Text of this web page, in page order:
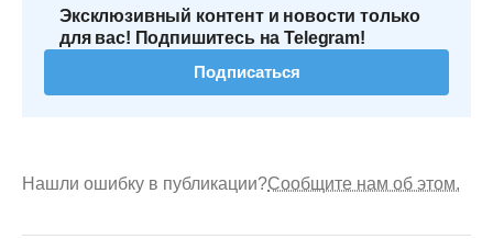
Эксклюзивный контент и новости только
для вас! Подпишитесь на Telegram!
Подписаться
Нашли ошибку в публикации?Сообщите нам об этом.